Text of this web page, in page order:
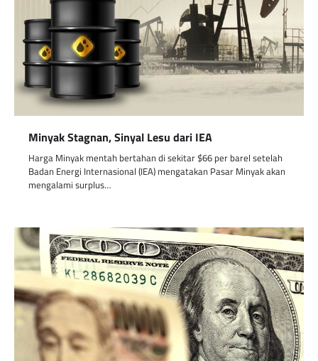
Minyak Stagnan, Sinyal Lesu dari IEA
Harga Minyak mentah bertahan di sekitar $66 per barel setelah
Badan Energi Internasional (IEA) mengatakan Pasar Minyak akan
mengalami surplus…